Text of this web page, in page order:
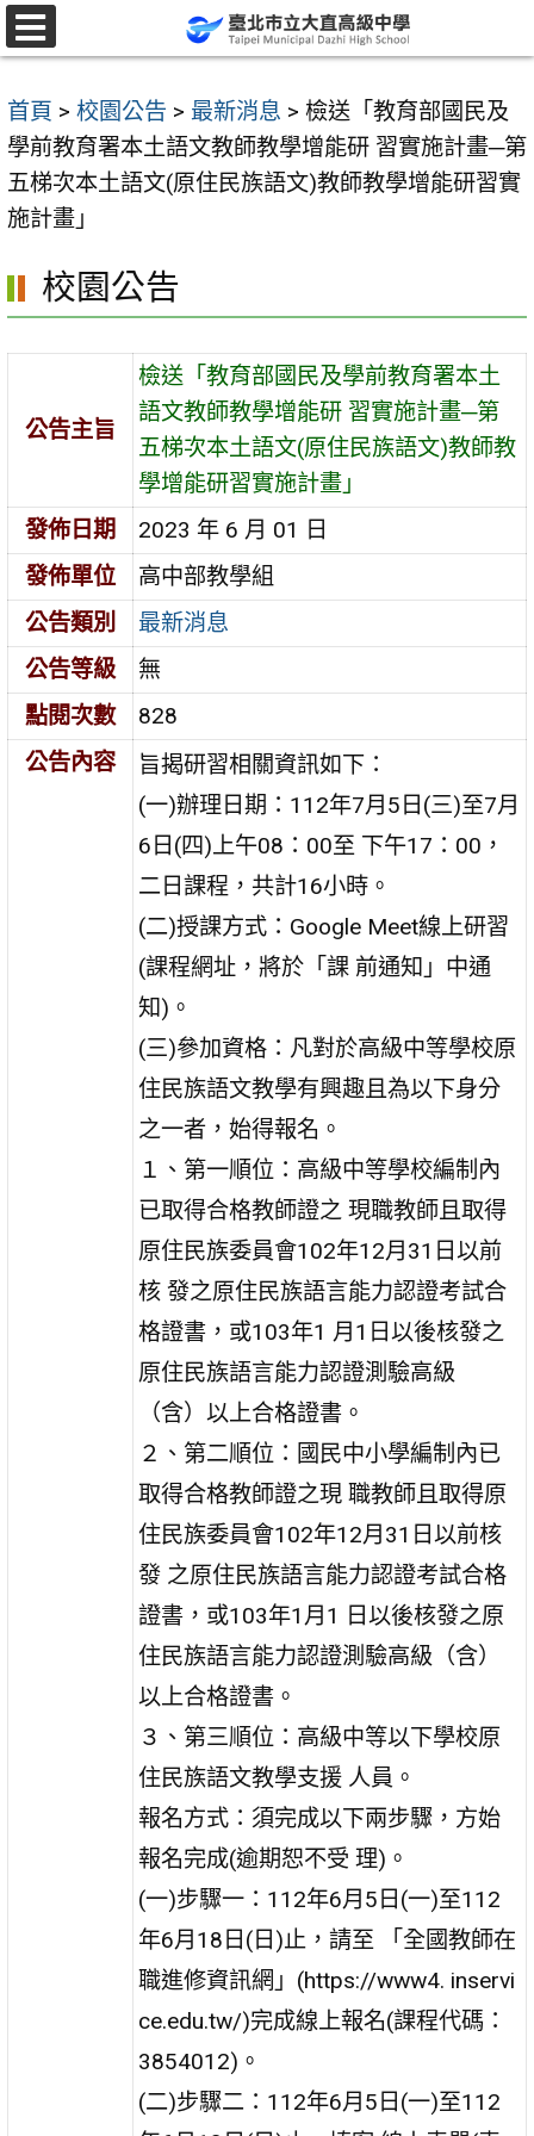
跳
至
要
內
容
區
首頁 > 校園公告 > 最新消息 > 檢送「教育部國民及
學前教育署本土語文教師教學增能研 習實施計畫─第
五梯次本土語文(原住民族語文)教師教學增能研習實
施計畫」
校園公告
公告主旨
檢送「教育部國民及學前教育署本土
語文教師教學增能研 習實施計畫─第
五梯次本土語文(原住民族語文)教師教
學增能研習實施計畫」
發佈日期
2023 年 6 月 01 日
發佈單位
高中部教學組
公告類別
最新消息
公告等級
無
點閱次數
828
公告內容
旨揭研習相關資訊如下：
(一)辦理日期：112年7月5日(三)至7月
6日(四)上午08：00至 下午17：00，
二日課程，共計16小時。
(二)授課方式：Google Meet線上研習
(課程網址，將於「課 前通知」中通
知)。
(三)參加資格：凡對於高級中等學校原
住民族語文教學有興趣且為以下身分
之一者，始得報名。
１、第一順位：高級中等學校編制內
已取得合格教師證之 現職教師且取得
原住民族委員會102年12月31日以前
核 發之原住民族語言能力認證考試合
格證書，或103年1 月1日以後核發之
原住民族語言能力認證測驗高級
（含）以上合格證書。
２、第二順位：國民中小學編制內已
取得合格教師證之現 職教師且取得原
住民族委員會102年12月31日以前核
發 之原住民族語言能力認證考試合格
證書，或103年1月1 日以後核發之原
住民族語言能力認證測驗高級（含）
以上合格證書。
３、第三順位：高級中等以下學校原
住民族語文教學支援 人員。
報名方式：須完成以下兩步驟，方始
報名完成(逾期恕不受 理)。
(一)步驟一：112年6月5日(一)至112
年6月18日(日)止，請至 「全國教師在
職進修資訊網」(https://www4. inservi
ce.edu.tw/)完成線上報名(課程代碼：
3854012)。
(二)步驟二：112年6月5日(一)至112
選
單